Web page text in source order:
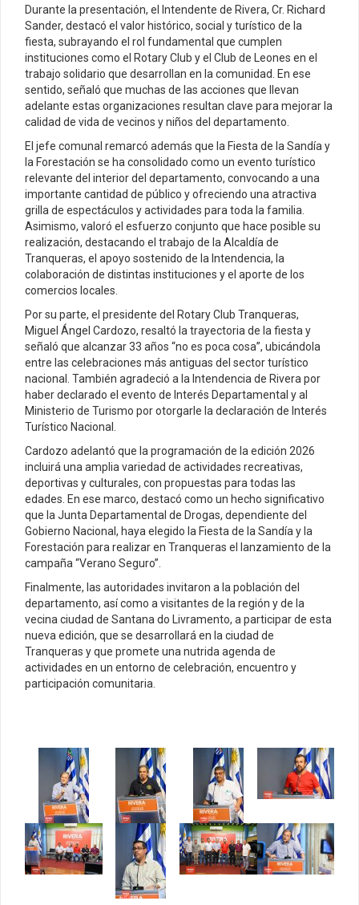
Durante la presentación, el Intendente de Rivera, Cr. Richard
Sander, destacó el valor histórico, social y turístico de la
fiesta, subrayando el rol fundamental que cumplen
instituciones como el Rotary Club y el Club de Leones en el
trabajo solidario que desarrollan en la comunidad. En ese
sentido, señaló que muchas de las acciones que llevan
adelante estas organizaciones resultan clave para mejorar la
calidad de vida de vecinos y niños del departamento.
El jefe comunal remarcó además que la Fiesta de la Sandía y
la Forestación se ha consolidado como un evento turístico
relevante del interior del departamento, convocando a una
importante cantidad de público y ofreciendo una atractiva
grilla de espectáculos y actividades para toda la familia.
Asimismo, valoró el esfuerzo conjunto que hace posible su
realización, destacando el trabajo de la Alcaldía de
Tranqueras, el apoyo sostenido de la Intendencia, la
colaboración de distintas instituciones y el aporte de los
comercios locales.
Por su parte, el presidente del Rotary Club Tranqueras,
Miguel Ángel Cardozo, resaltó la trayectoria de la fiesta y
señaló que alcanzar 33 años “no es poca cosa”, ubicándola
entre las celebraciones más antiguas del sector turístico
nacional. También agradeció a la Intendencia de Rivera por
haber declarado el evento de Interés Departamental y al
Ministerio de Turismo por otorgarle la declaración de Interés
Turístico Nacional.
Cardozo adelantó que la programación de la edición 2026
incluirá una amplia variedad de actividades recreativas,
deportivas y culturales, con propuestas para todas las
edades. En ese marco, destacó como un hecho significativo
que la Junta Departamental de Drogas, dependiente del
Gobierno Nacional, haya elegido la Fiesta de la Sandía y la
Forestación para realizar en Tranqueras el lanzamiento de la
campaña “Verano Seguro”.
Finalmente, las autoridades invitaron a la población del
departamento, así como a visitantes de la región y de la
vecina ciudad de Santana do Livramento, a participar de esta
nueva edición, que se desarrollará en la ciudad de
Tranqueras y que promete una nutrida agenda de
actividades en un entorno de celebración, encuentro y
participación comunitaria.